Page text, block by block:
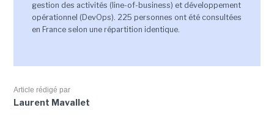
gestion des activités (line-of-business) et développement
opérationnel (DevOps). 225 personnes ont été consultées
en France selon une répartition identique.
Article rédigé par
Laurent Mavallet